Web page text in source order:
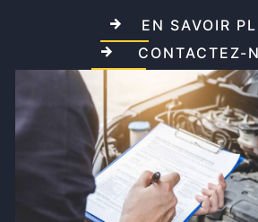
EN SAVOIR
CONTACTEZ-